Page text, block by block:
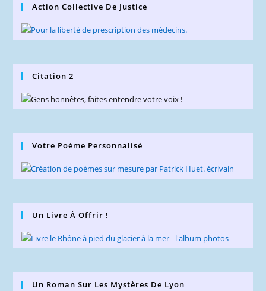
Action Collective De Justice
Citation 2
Votre Poème Personnalisé
Un Livre À Offrir !
Un Roman Sur Les Mystères De Lyon